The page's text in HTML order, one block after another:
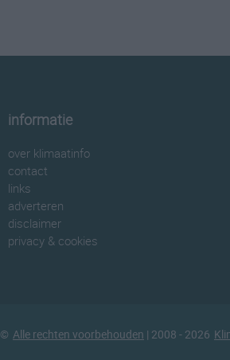
informatie
over klimaatinfo
contact
links
adverteren
disclaimer
privacy & cookies
© Alle rechten voorbehouden | 2008 - 2026